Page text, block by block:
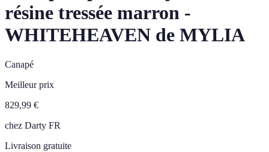
résine tressée marron -
WHITEHEAVEN de MYLIA
Canapé
Meilleur prix
829,99 €
chez Darty FR
Livraison gratuite